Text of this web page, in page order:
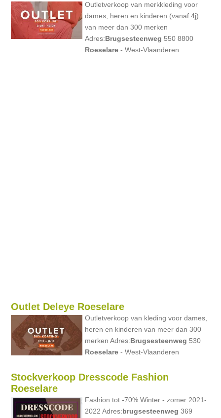
Outletverkoop van merkkleding voor
dames, heren en kinderen (vanaf 4j)
van meer dan 300 merken
Adres:Brugsesteenweg 550 8800
Roeselare - West-Vlaanderen
Outlet Deleye Roeselare
Outletverkoop van kleding voor dames,
heren en kinderen van meer dan 300
merken Adres:Brugsesteenweg 530
Roeselare - West-Vlaanderen
Stockverkoop Dresscode Fashion
Roeselare
Fashion tot -70% Winter - zomer 2021-
2022 Adres:brugsesteenweg 369